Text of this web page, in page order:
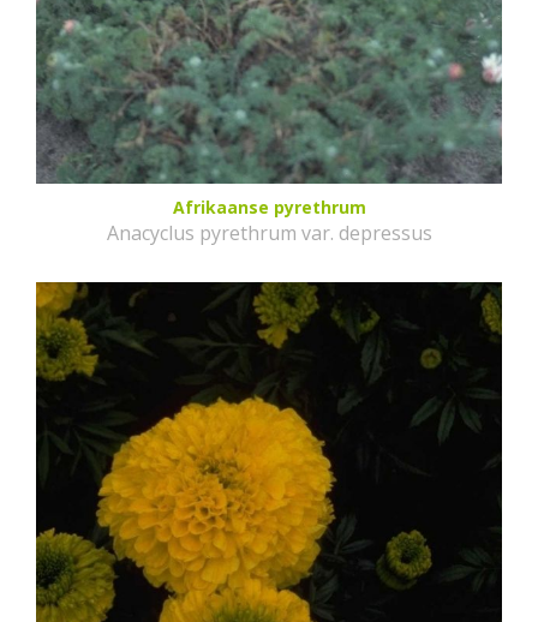
Afrikaanse pyrethrum
Anacyclus pyrethrum var. depressus